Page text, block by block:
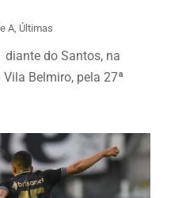
A, Últimas
diante do Santos, na
Belmiro, pela 27ª